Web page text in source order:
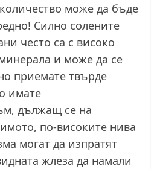
може да бъде
Силно солените
често са с високо
и може да се
приемате твърде
имате
дължащ се на
по-високите нива
могат да изпратят
жлеза да намали